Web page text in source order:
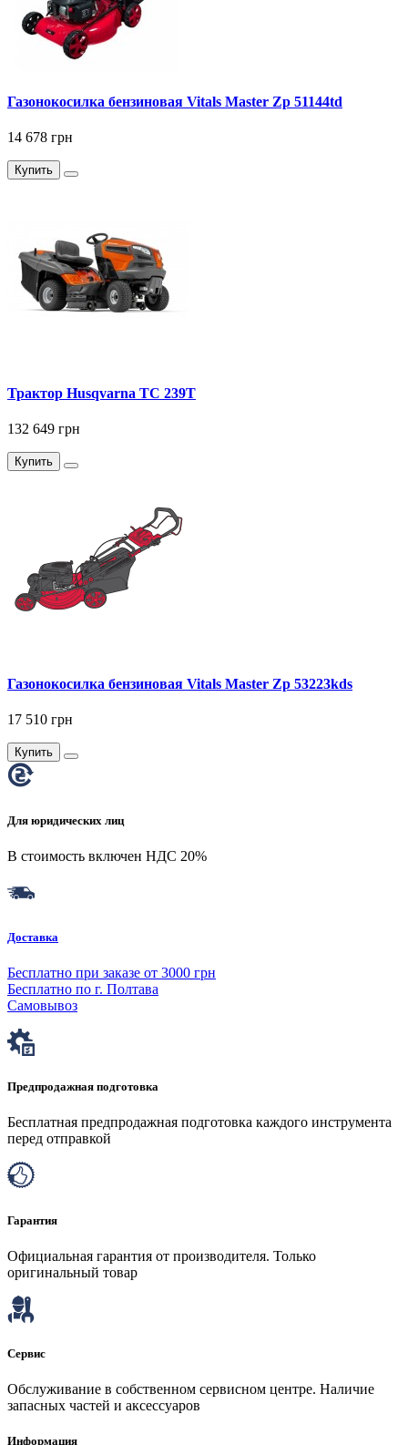
Газонокосилка бензиновая Vitals Master Zp 51144td
14 678 грн
Купить
Трактор Husqvarna TC 239T
132 649 грн
Купить
Газонокосилка бензиновая Vitals Master Zp 53223kds
17 510 грн
Купить
Для юридических лиц
В стоимость включен НДС 20%
Доставка
Бесплатно при заказе от 3000 грн
Бесплатно по г. Полтава
Самовывоз
Предпродажная подготовка
Бесплатная предпродажная подготовка каждого инструмента
перед отправкой
Гарантия
Официальная гарантия от производителя. Только
оригинальный товар
Сервис
Обслуживание в собственном сервисном центре. Наличие
запасных частей и аксессуаров
Информация